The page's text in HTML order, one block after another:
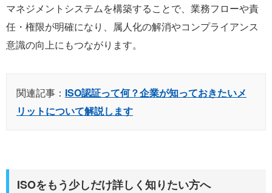
マネジメントシステムを構築することで、業務フローや責
任・権限が明確になり、属人化の解消やコンプライアンス
意識の向上にもつながります。
関連記事： ISO認証って何？企業が知っておきたいメ
リットについて解説します
ISOをもう少しだけ詳しく知りたい方へ